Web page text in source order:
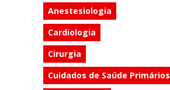
Anestesiologia
Cardiologia
Cirurgia
Cuidados de Saúde Primários